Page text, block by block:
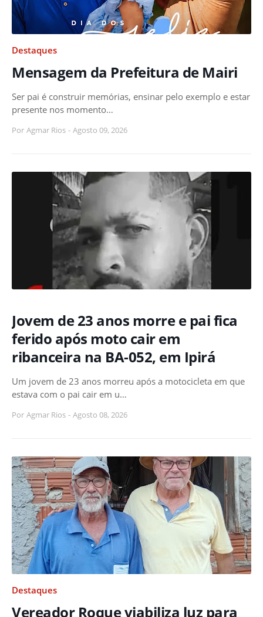
Destaques
Mensagem da Prefeitura de Mairi
Ser pai é construir memórias, ensinar pelo exemplo e estar
presente nos momento…
Por Agmar Rios - Agosto 09, 2026
Jovem de 23 anos morre e pai fica
ferido após moto cair em
ribanceira na BA-052, em Ipirá
Um jovem de 23 anos morreu após a motocicleta em que
estava com o pai cair em u…
Por Agmar Rios - Agosto 08, 2026
Destaques
Vereador Roque viabiliza luz para